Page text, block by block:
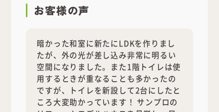
お客様の声
暗かった和室に新たにLDKを作りまし
たが、外の光が差し込み非常に明るい
空間になりました。また1階トイレは使
用するときが重なることも多かったの
ですが、トイレを新設して2台にしたと
ころ大変助かっています！ サンプロの